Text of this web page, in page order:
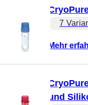
7
Mehr
und